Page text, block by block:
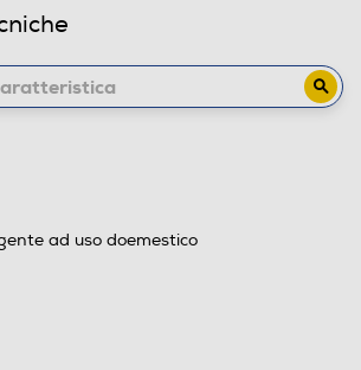
ad uso doemestico